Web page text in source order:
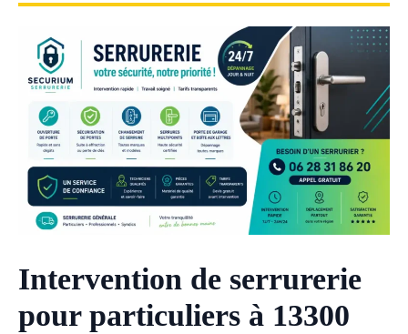
Intervention de serrurerie
pour particuliers à 13300